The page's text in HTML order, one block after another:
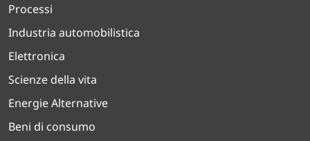
Processi
Industria automobilistica
Elettronica
Scienze della vita
Energie Alternative
Beni di consumo